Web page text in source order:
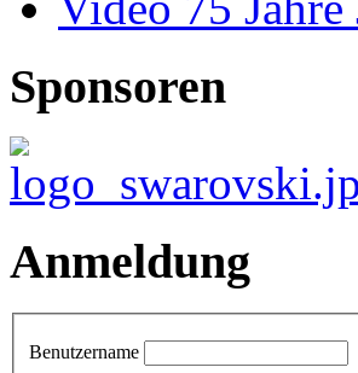
Sponsoren
Anmeldung
Benutzername